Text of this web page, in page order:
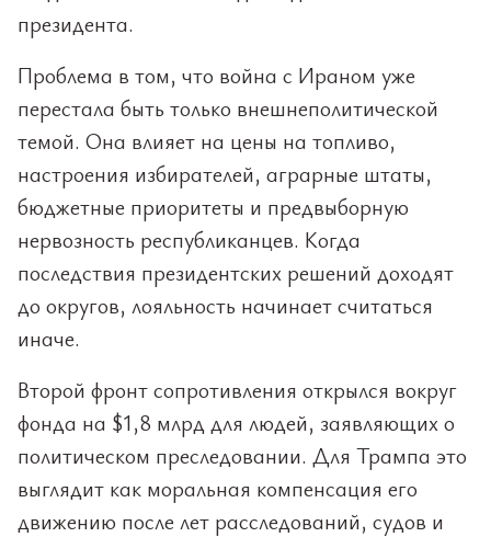
президента.
Проблема в том, что война с Ираном уже
перестала быть только внешнеполитической
темой. Она влияет на цены на топливо,
настроения избирателей, аграрные штаты,
бюджетные приоритеты и предвыборную
нервозность республиканцев. Когда
последствия президентских решений доходят
до округов, лояльность начинает считаться
иначе.
Второй фронт сопротивления открылся вокруг
фонда на $1,8 млрд для людей, заявляющих о
политическом преследовании. Для Трампа это
выглядит как моральная компенсация его
движению после лет расследований, судов и